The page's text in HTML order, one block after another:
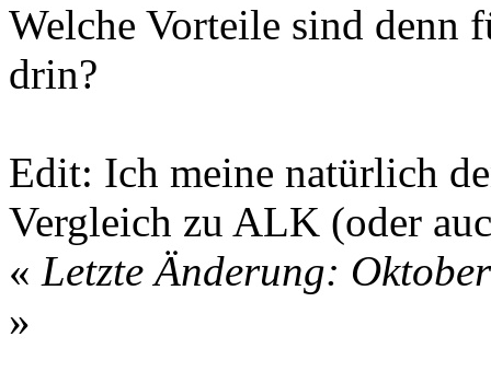
Welche Vorteile sind denn
drin?
Edit: Ich meine natürlich
Vergleich zu ALK (oder
« Letzte Änderung:
»